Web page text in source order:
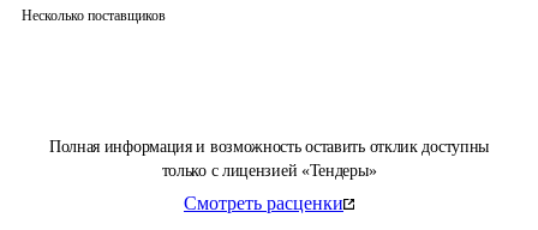
Полная информация и возможность оставить отклик доступны
только с лицензией «Тендеры»
Смотреть расценки
Несколько поставщиков